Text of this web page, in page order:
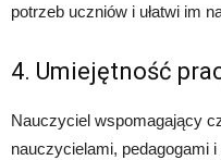
potrzeb uczniów i ułatwi im
4. Umiejętność
Nauczyciel wspomagający
nauczycielami, pedagogami